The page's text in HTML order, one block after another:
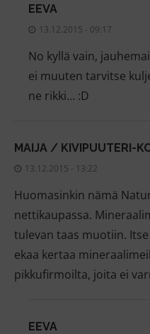
EEVA
13.12.2015 - 09:17
No kyllä vain,
ei muuten tarvitse
ne rikki… :D
MAIJA / KIVIPUUTERI-
13.12.2015 - 13:22
Huomasinkin nämä
nettikaupassa.
tulevan taas muotiin.
ekaa kertaa
pikkufirmoilta, joita ei
EEVA